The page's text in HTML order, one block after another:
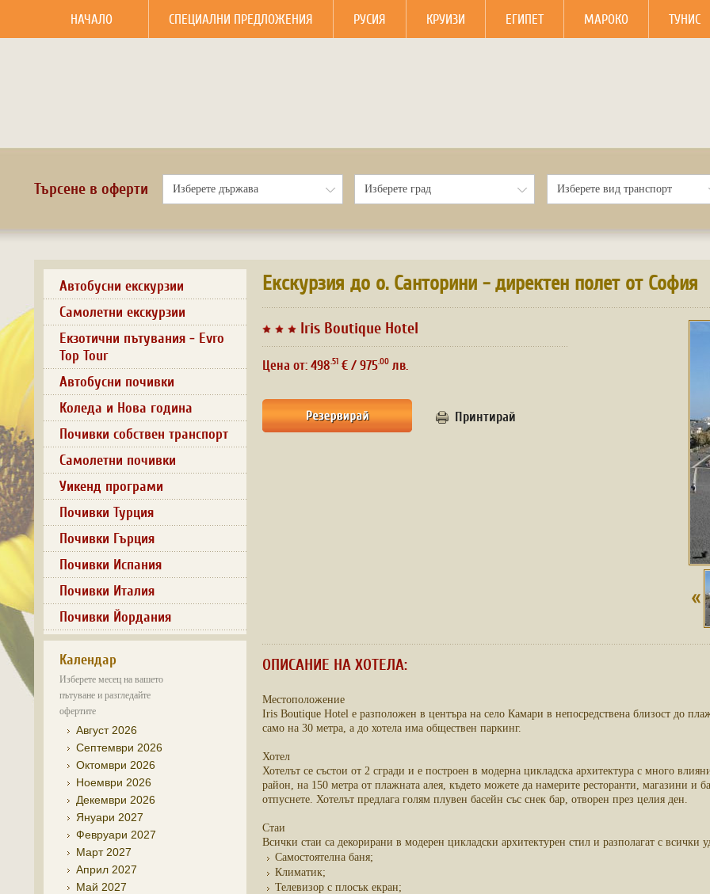
НАЧАЛО СПЕЦИАЛНИ ПРЕДЛОЖЕНИЯ РУСИЯ КРУИЗИ ЕГИПЕТ МАРОКО ТУНИС
Търсене в оферти
Автобусни екскурзии
Самолетни екскурзии
Екзотични пътувания - Evro
Top Tour
Автобусни почивки
Коледа и Нова година
Почивки собствен транспорт
Самолетни почивки
Уикенд програми
Почивки Турция
Почивки Гърция
Почивки Испания
Почивки Италия
Почивки Йордания
Календар
Изберете месец на вашето
пътуване и разгледайте
офертите
Август 2026
Септември 2026
Октомври 2026
Ноември 2026
Декември 2026
Януари 2027
Февруари 2027
Март 2027
Април 2027
Май 2027
Екскурзия до о. Санторини - директен полет от София
Iris Boutique Hotel
Цена от: 498.51 € / 975.00 лв.
Принтирай
ОПИСАНИЕ НА ХОТЕЛА:
Местоположение
Iris Boutique Hotel е разположен в центъра на село Камари в непосредствена близост до
само на 30 метра, а до хотела има обществен паркинг.
Хотел
Хотелът се състои от 2 сгради и е построен в модерна цикладска архитектура с много
район, на 150 метра от плажната алея, където можете да намерите ресторанти, магазини и
отпуснете. Хотелът предлага голям плувен басейн със снек бар, отворен през целия ден.
Стаи
Всички стаи са декорирани в модерен цикладски архитектурен стил и разполагат с всички
Самостоятелна баня;
Климатик;
Телевизор с плосък екран;